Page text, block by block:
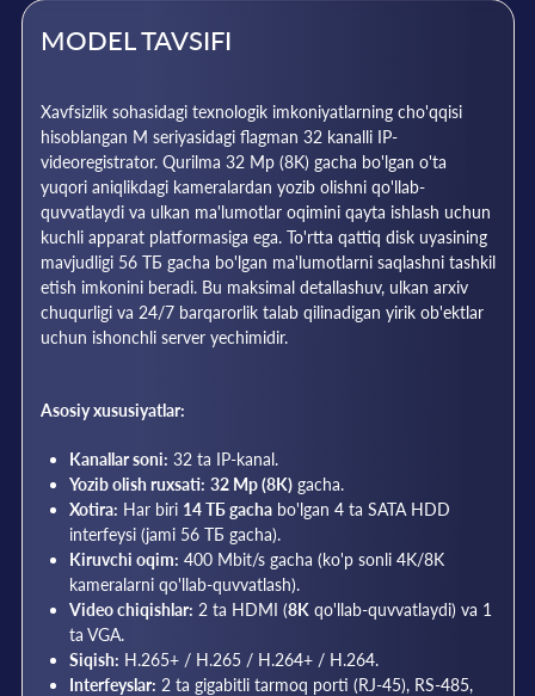
MODEL TAVSIFI
Xavfsizlik sohasidagi texnologik imkoniyatlarning cho'qqisi
hisoblangan M seriyasidagi flagman 32 kanalli IP-
videoregistrator. Qurilma 32 Mp (8K) gacha bo'lgan o'ta
yuqori aniqlikdagi kameralardan yozib olishni qo'llab-
quvvatlaydi va ulkan ma'lumotlar oqimini qayta ishlash uchun
kuchli apparat platformasiga ega. To'rtta qattiq disk uyasining
mavjudligi 56 ТБ gacha bo'lgan ma'lumotlarni saqlashni tashkil
etish imkonini beradi. Bu maksimal detallashuv, ulkan arxiv
chuqurligi va 24/7 barqarorlik talab qilinadigan yirik ob'ektlar
uchun ishonchli server yechimidir.
Asosiy xususiyatlar:
Kanallar soni: 32 ta IP-kanal.
Yozib olish ruxsati: 32 Mp (8K)gacha.
Xotira: Har biri 14 ТБ gachabo'lgan 4 ta SATA HDD
interfeysi (jami 56 ТБ gacha).
Kiruvchi oqim: 400 Mbit/s gacha (ko'p sonli 4K/8K
kameralarni qo'llab-quvvatlash).
Video chiqishlar: 2 ta HDMI (8Kqo'llab-quvvatlaydi) va 1
ta VGA.
Siqish: H.265+ / H.265 / H.264+ / H.264.
Interfeyslar: 2 ta gigabitli tarmoq porti (RJ-45), RS-485,